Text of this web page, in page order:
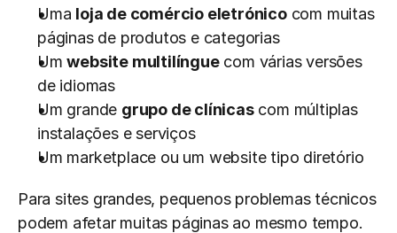
Uma loja de comércio eletrónico com muitas
páginas de produtos e categorias
Um website multilíngue com várias versões
de idiomas
Um grande grupo de clínicas com múltiplas
instalações e serviços
Um marketplace ou um website tipo diretório
Para sites grandes, pequenos problemas técnicos
podem afetar muitas páginas ao mesmo tempo.